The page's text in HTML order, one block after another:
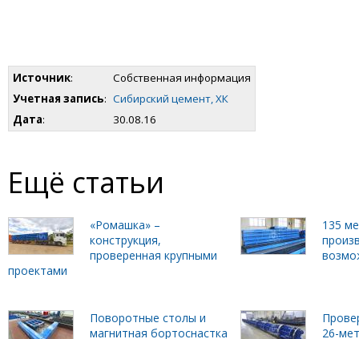
Источник:
Собственная информация
Учетная запись: Сибирский цемент, ХК
Дата: 30.08.16
Ещё статьи
«Ромашка» –
конструкция,
проверенная крупными
проектами
135
Поворотные столы и
магнитная бортоснастка
26-